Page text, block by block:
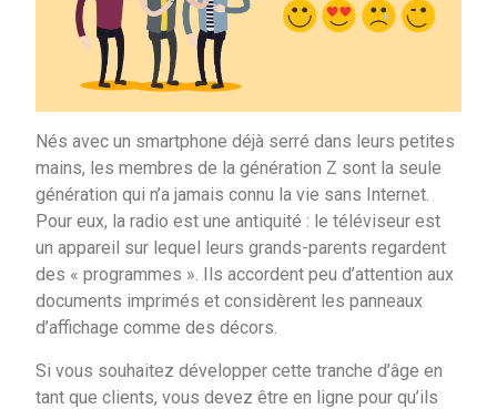
Nés avec un smartphone déjà serré dans leurs petites
mains, les membres de la génération Z sont la seule
génération qui n’a jamais connu la vie sans Internet.
Pour eux, la radio est une antiquité : le téléviseur est
un appareil sur lequel leurs grands-parents regardent
des « programmes ». Ils accordent peu d’attention aux
documents imprimés et considèrent les panneaux
d’affichage comme des décors.
Si vous souhaitez développer cette tranche d’âge en
tant que clients, vous devez être en ligne pour qu’ils